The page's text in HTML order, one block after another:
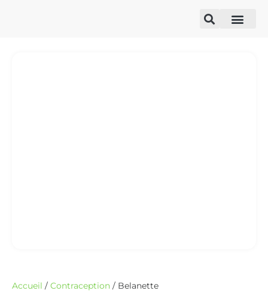
Accueil / Contraception / Belanette